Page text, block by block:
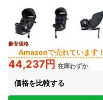
最安価格
Amazonで売れています！
44,237円 在庫わずか
価格を比較する